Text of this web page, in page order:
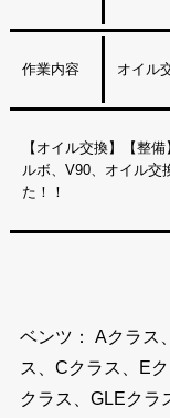
作業内容 オイル
【オイル交換】【整
ルボ、V90、オイル交
た！！
ベンツ： Aクラス
ス、Cクラス、E
クラス、GLEクラ